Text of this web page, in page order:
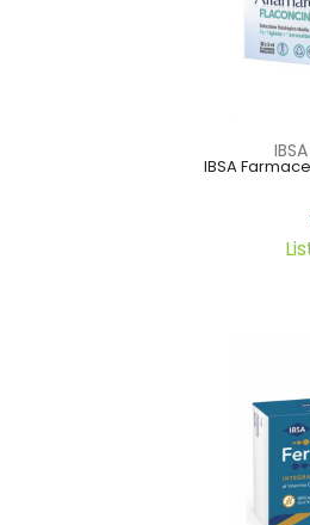
IBSA